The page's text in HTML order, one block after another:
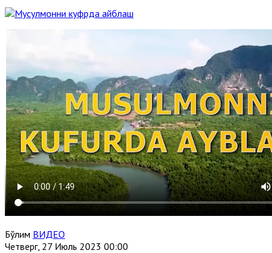
Бўлим ВИДЕО
Четверг, 27 Июль 2023 00:00